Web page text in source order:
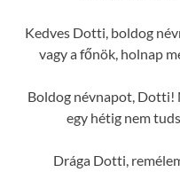
Kedves Dotti, boldog
vagy a főnök, holnap
Boldog névnapot, Dotti!
egy hétig nem
Drága Dotti,